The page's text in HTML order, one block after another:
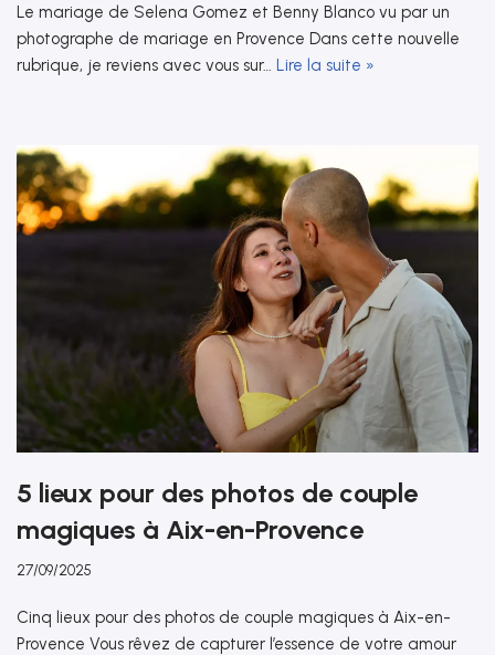
Le mariage de Selena Gomez et Benny Blanco vu par un
photographe de mariage en Provence Dans cette nouvelle
rubrique, je reviens avec vous sur… Lire la suite »
5 lieux pour des photos de couple
magiques à Aix-en-Provence
27/09/2025
Cinq lieux pour des photos de couple magiques à Aix-en-
Provence Vous rêvez de capturer l’essence de votre amour